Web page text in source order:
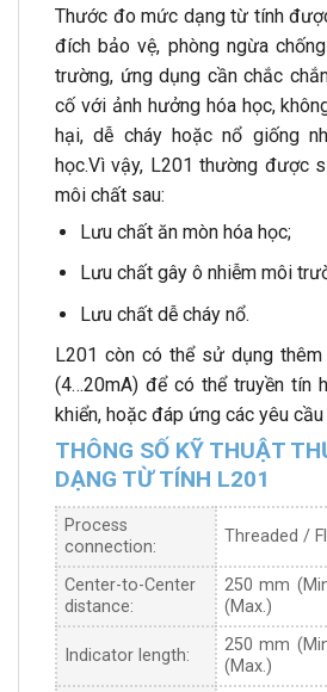
Thước đo mức dạng từ tính
đích bảo vệ, phòng ngừa
trường, ứng dụng cần chắc
cố với ảnh hưởng hóa học,
hại, dễ cháy hoặc nổ giống
học.Vì vậy, L201 thường được
môi chất sau:
Lưu chất ăn mòn hóa học;
Lưu chất gây ô nhiễm môi
Lưu chất dễ cháy nổ.
L201 còn có thể sử dụng
(4…20mA) để có thể truyền tín
khiển, hoặc đáp ứng các yêu
THÔNG SỐ KỸ THUẬT
DẠNG TỪ TÍNH L201
Process
connection:
Threaded /
Center-to-Center
distance:
250 mm
(Max.)
Indicator length:
250 mm
(Max.)